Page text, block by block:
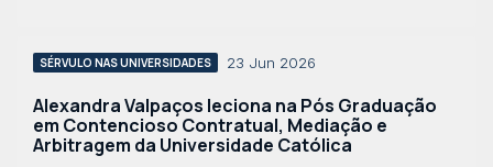
SÉRVULO NAS UNIVERSIDADES 23 Jun 2026
Alexandra Valpaços leciona na Pós Graduação
em Contencioso Contratual, Mediação e
Arbitragem da Universidade Católica